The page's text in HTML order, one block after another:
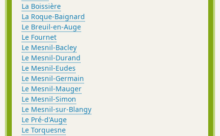
La Boissière
La Roque-Baignard
Le Breuil-en-Auge
Le Fournet
Le Mesnil-Bacley
Le Mesnil-Durand
Le Mesnil-Eudes
Le Mesnil-Germain
Le Mesnil-Mauger
Le Mesnil-Simon
Le Mesnil-sur-Blangy
Le Pré-d'Auge
Le Torquesne